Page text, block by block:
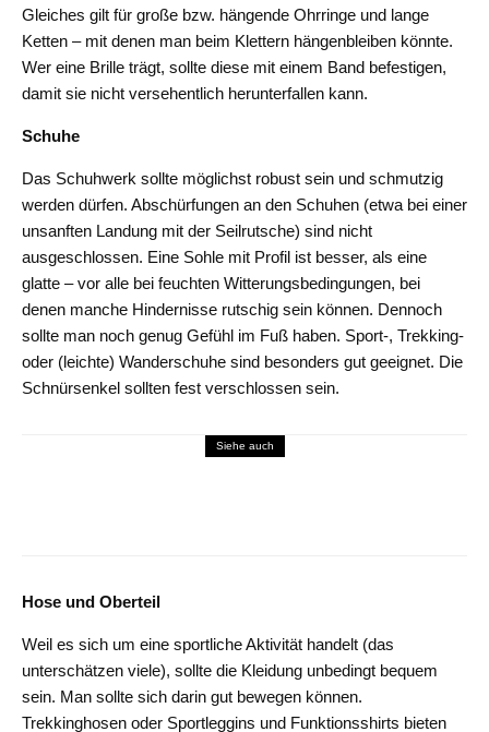
Gleiches gilt für große bzw. hängende Ohrringe und lange
Ketten – mit denen man beim Klettern hängenbleiben könnte.
Wer eine Brille trägt, sollte diese mit einem Band befestigen,
damit sie nicht versehentlich herunterfallen kann.
Schuhe
Das Schuhwerk sollte möglichst robust sein und schmutzig
werden dürfen. Abschürfungen an den Schuhen (etwa bei einer
unsanften Landung mit der Seilrutsche) sind nicht
ausgeschlossen. Eine Sohle mit Profil ist besser, als eine
glatte – vor alle bei feuchten Witterungsbedingungen, bei
denen manche Hindernisse rutschig sein können. Dennoch
sollte man noch genug Gefühl im Fuß haben. Sport-, Trekking-
oder (leichte) Wanderschuhe sind besonders gut geeignet. Die
Schnürsenkel sollten fest verschlossen sein.
Siehe auch
Hose und Oberteil
Weil es sich um eine sportliche Aktivität handelt (das
unterschätzen viele), sollte die Kleidung unbedingt bequem
sein. Man sollte sich darin gut bewegen können.
Trekkinghosen oder Sportleggins und Funktionsshirts bieten